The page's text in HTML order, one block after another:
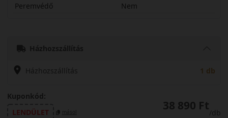
Peremvédő
Nem
Házhozszállítás
Házhozszállítás 1 db
Kuponkód:
LENDÜLET
másol 38 890 Ft
/db